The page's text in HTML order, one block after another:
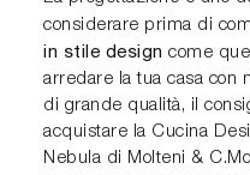
considerare prima di
in stile design come
arredare la tua casa con
di grande qualità, il
acquistare la Cucina
Nebula di Molteni &